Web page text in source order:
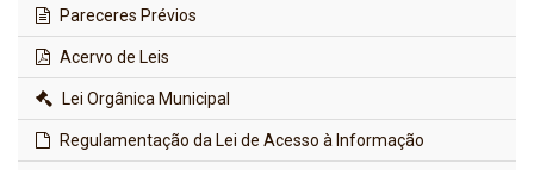
Pareceres Prévios
Acervo de Leis
Lei Orgânica Municipal
Regulamentação da Lei de Acesso à Informação